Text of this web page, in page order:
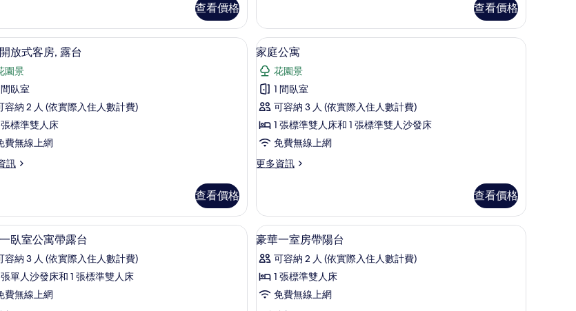
查看價格
的
所
有
相
片
放
式
客
房
的
詳
情
查看價格
衣板、免費無線上網 豪華開放式客房, 露台 | 高級寢具、隔音、熨斗/熨衣板、免費無線上網
放式客房, 露台
園景
間臥室
容納 2 人 (依實際入住人數計費)
張標準雙人床
費無線上網
訊
查看價格
顯
示
家
庭
公
寓
所
相
片
家庭公寓 | 高級寢具、隔音、熨斗/熨衣板、免
8
家庭公寓
花園景
1 間臥室
可容納 3 人 (依實際入住人數計費)
1 張標準雙人床和 1 張標準雙人沙發床
免費無線上網
更多資訊
更
公
寓
的
情
查看價格
網 高級寢具、隔音、熨斗/熨衣板、免費無線上網
臥室公寓帶露台
容納 3 人 (依實際入住人數計費)
張單人沙發床和 1 張標準雙人床
費無線上網
顯
示
豪
華
高級寢具、隔音、熨斗/熨衣板、免費無線上網
6
豪華一室房帶陽台
可容納 2 人 (依實際入住人數計費)
1 張標準雙人床
免費無線上網